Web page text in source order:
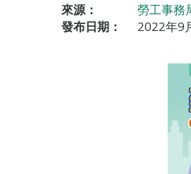
來源：
勞工事務
發布日期：
2022年9